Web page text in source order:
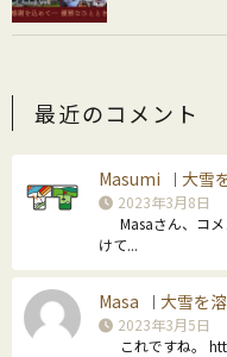
最近のコメント
Masumi ｜ 大雪
2023年3月8日
Masaさん、コ
けて...
Masa ｜ 大雪を
2023年3月5日
これですね。